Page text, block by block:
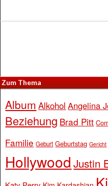
Zum Thema
Album Alkohol Angelina
Beziehung Brad Pitt
Familie Geburt Geburtstag Gericht
Hollywood Justin